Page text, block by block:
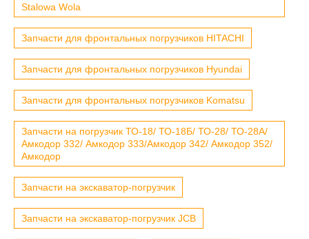
Stalowa Wola
Запчасти для фронтальных погрузчиков HITACHI
Запчасти для фронтальных погрузчиков Hyundai
Запчасти для фронтальных погрузчиков Komatsu
Запчасти на погрузчик ТО-18/ ТО-18Б/ ТО-28/ ТО-28А/
Амкодор 332/ Амкодор 333/Амкодор 342/ Амкодор 352/
Амкодор
Запчасти на экскаватор-погрузчик
Запчасти на экскаватор-погрузчик JCB